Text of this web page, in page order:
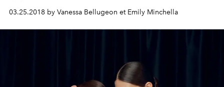
03.25.2018 by Vanessa Bellugeon et Emily Minchella